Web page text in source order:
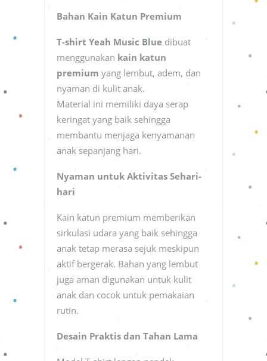
Bahan Kain Katun Premium
T-shirt Yeah Music Blue dibuat
menggunakan kain katun
premium yang lembut, adem, dan
nyaman di kulit anak.
Material ini memiliki daya serap
keringat yang baik sehingga
membantu menjaga kenyamanan
anak sepanjang hari.
Nyaman untuk Aktivitas Sehari-
hari
Kain katun premium memberikan
sirkulasi udara yang baik sehingga
anak tetap merasa sejuk meskipun
aktif bergerak. Bahan yang lembut
juga aman digunakan untuk kulit
anak dan cocok untuk pemakaian
rutin.
Desain Praktis dan Tahan Lama